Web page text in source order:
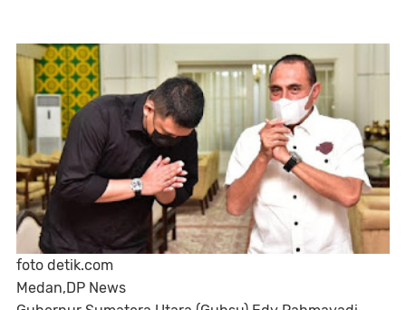
foto detik.com
Medan,DP News